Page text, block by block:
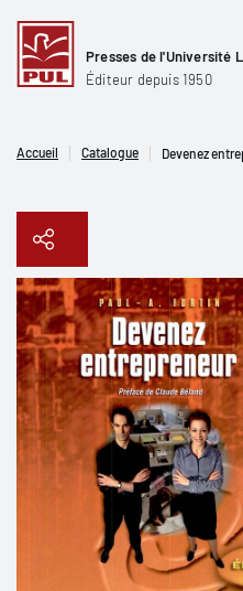
Presses de l'Université
Éditeur depuis 1950
Accueil Catalogue Devenez